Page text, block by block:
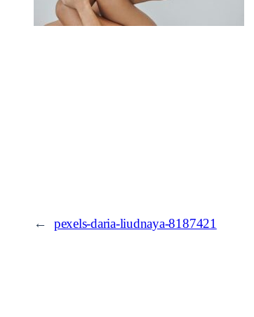
← pexels-daria-liudnaya-8187421